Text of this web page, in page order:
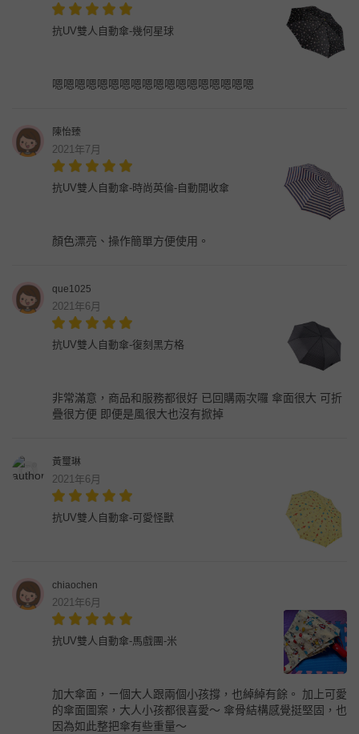
抗UV雙人自動傘-幾何星球
嗯嗯嗯嗯嗯嗯嗯嗯嗯嗯嗯嗯嗯嗯嗯嗯嗯嗯
陳怡臻
2021年7月
抗UV雙人自動傘-時尚英倫-自動開收傘
顏色漂亮、操作簡單方便使用。
que1025
2021年6月
抗UV雙人自動傘-復刻黑方格
非常滿意，商品和服務都很好 已回購兩次囉 傘面很大 可折
疊很方便 即便是風很大也沒有掀掉
黃璽琳
2021年6月
抗UV雙人自動傘-可愛怪獸
chiaochen
2021年6月
抗UV雙人自動傘-馬戲團-米
加大傘面，ㄧ個大人跟兩個小孩撐，也綽綽有餘。 加上可愛
的傘面圖案，大人小孩都很喜愛～ 傘骨結構感覺挺堅固，也
因為如此整把傘有些重量～